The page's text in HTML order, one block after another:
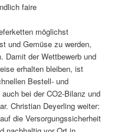
faire
möglichst
und Gemüse zu werden,
Damit der Wettbewerb und
erhalten bleiben, ist
Bestell- und
bei der CO2-Bilanz und
Christian Deyerling weiter:
die Versorgungssicherheit